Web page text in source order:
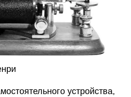
устройства,